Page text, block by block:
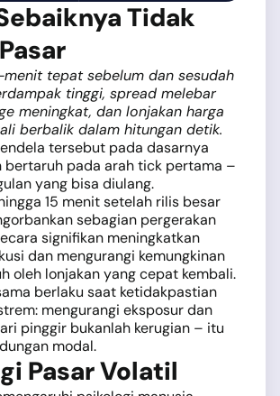
Tidak
tepat sebelum dan sesudah
tinggi, spread melebar
meningkat, dan lonjakan harga
berbalik dalam hitungan detik.
tersebut pada dasarnya
bertaruh pada arah tick pertama –
yang bisa diulang.
15 menit setelah rilis besar
sebagian pergerakan
signifikan meningkatkan
dan mengurangi kemungkinan
oleh lonjakan yang cepat kembali.
berlaku saat ketidakpastian
mengurangi eksposur dan
pinggir bukanlah kerugian – itu
modal.
Pasar Volatil